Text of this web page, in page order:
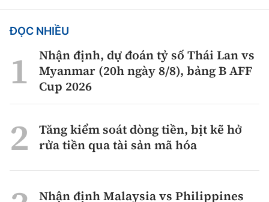
ĐỌC NHIỀU
Nhận định, dự đoán tỷ số Thái Lan vs
Myanmar (20h ngày 8/8), bảng B AFF
Cup 2026
Tăng kiểm soát dòng tiền, bịt kẽ hở
rửa tiền qua tài sản mã hóa
Nhận định Malaysia vs Philippines